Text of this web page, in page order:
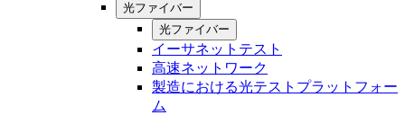
光ファイバー
光ファイバー
イーサネットテスト
高速ネットワーク
製造における光テストプラットフォー
ム